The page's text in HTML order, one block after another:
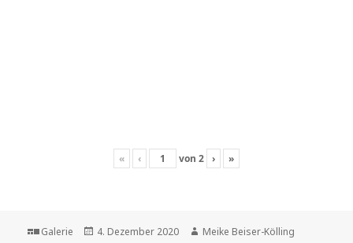
« ‹ von 2 › »
Format
Galerie
Veröffentlicht
4. Dezember 2020 Autor
Meike Beiser-Kölling